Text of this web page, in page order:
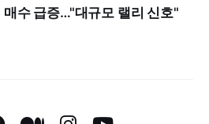
수 급증…"대규모 랠리 신호"